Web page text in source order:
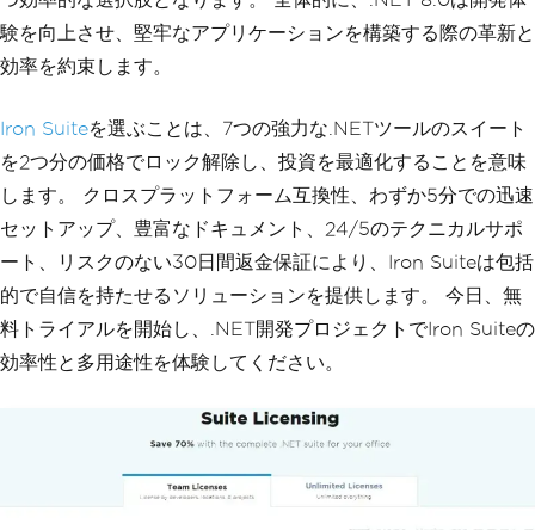
験を向上させ、堅牢なアプリケーションを構築する際の革新と
効率を約束します。
Iron Suiteを選ぶことは、7つの強力な.NETツールのスイート
を2つ分の価格でロック解除し、投資を最適化することを意味
します。 クロスプラットフォーム互換性、わずか5分での迅速
セットアップ、豊富なドキュメント、24/5のテクニカルサポ
ート、リスクのない30日間返金保証により、Iron Suiteは包括
的で自信を持たせるソリューションを提供します。 今日、無
料トライアルを開始し、.NET開発プロジェクトでIron Suiteの
効率性と多用途性を体験してください。